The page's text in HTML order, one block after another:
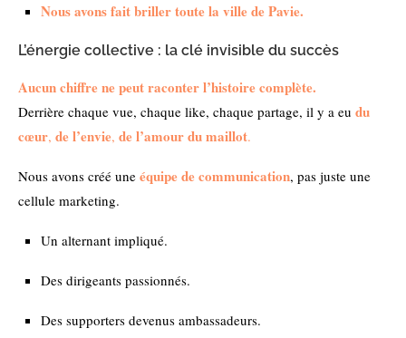
Nous avons fait briller toute la ville de Pavie.
L’énergie collective : la clé invisible du succès
Aucun chiffre ne peut raconter l’histoire complète.
Derrière chaque vue, chaque like, chaque partage, il y a eu du
cœur, de l’envie, de l’amour du maillot.
Nous avons créé une équipe de communication, pas juste une
cellule marketing.
Un alternant impliqué.
Des dirigeants passionnés.
Des supporters devenus ambassadeurs.